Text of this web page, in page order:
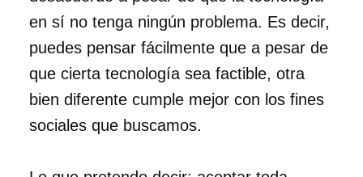
en sí no tenga ningún problema. Es decir,
puedes pensar fácilmente que a pesar de
que cierta tecnología sea factible, otra
bien diferente cumple mejor con los fines
sociales que buscamos.